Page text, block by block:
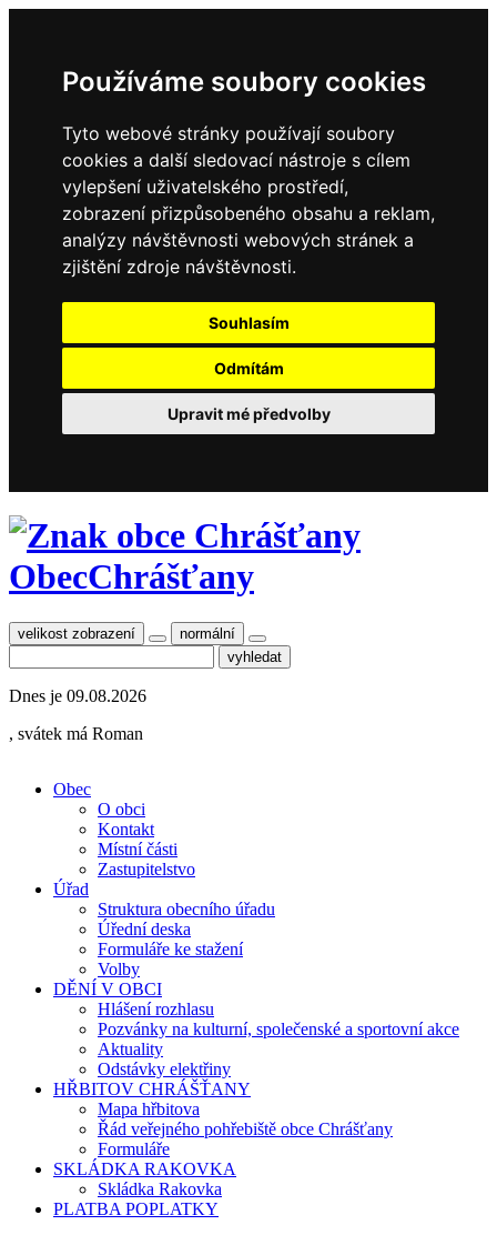
Používáme soubory cookies
Tyto webové stránky používají soubory
cookies a další sledovací nástroje s cílem
vylepšení uživatelského prostředí,
zobrazení přizpůsobeného obsahu a reklam,
analýzy návštěvnosti webových stránek a
zjištění zdroje návštěvnosti.
Souhlasím
Odmítám
Upravit mé předvolby
ObecChrášťany
velikost zobrazení normální
Dnes je 09.08.2026
, svátek má Roman
Obec
O obci
Kontakt
Místní části
Zastupitelstvo
Úřad
Struktura obecního úřadu
Úřední deska
Formuláře ke stažení
Volby
DĚNÍ V OBCI
Hlášení rozhlasu
Pozvánky na kulturní, společenské a sportovní akce
Aktuality
Odstávky elektřiny
HŘBITOV CHRÁŠŤANY
Mapa hřbitova
Řád veřejného pohřebiště obce Chrášťany
Formuláře
SKLÁDKA RAKOVKA
Skládka Rakovka
PLATBA POPLATKY